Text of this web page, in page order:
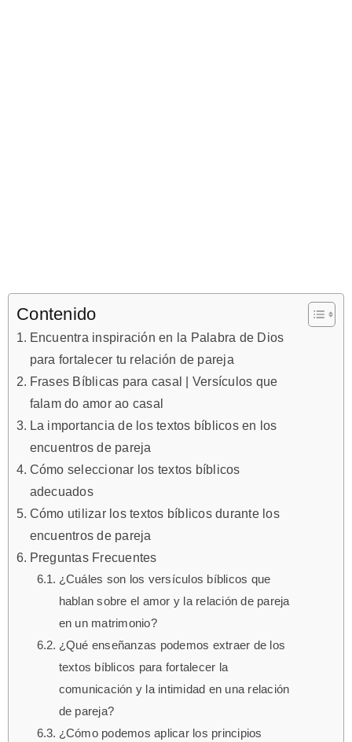
Contenido
Encuentra inspiración en la Palabra de Dios
para fortalecer tu relación de pareja
Frases Bíblicas para casal | Versículos que
falam do amor ao casal
La importancia de los textos bíblicos en los
encuentros de pareja
Cómo seleccionar los textos bíblicos
adecuados
Cómo utilizar los textos bíblicos durante los
encuentros de pareja
Preguntas Frecuentes
¿Cuáles son los versículos bíblicos que
hablan sobre el amor y la relación de pareja
en un matrimonio?
¿Qué enseñanzas podemos extraer de los
textos bíblicos para fortalecer la
comunicación y la intimidad en una relación
de pareja?
¿Cómo podemos aplicar los principios